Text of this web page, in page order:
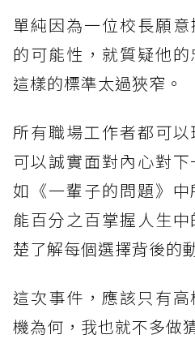
單純因為一位校長願
的可能性，就質疑他
這樣的標準太過狹窄。
所有職場工作者都可
可以誠實面對內心對
如《一輩子的問題》
能百分之百掌握人生
楚了解每個選擇背後的
這次事件，應該只有
機為何，我也就不多做